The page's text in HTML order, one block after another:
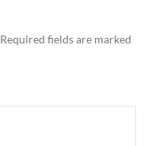
Required fields are marked